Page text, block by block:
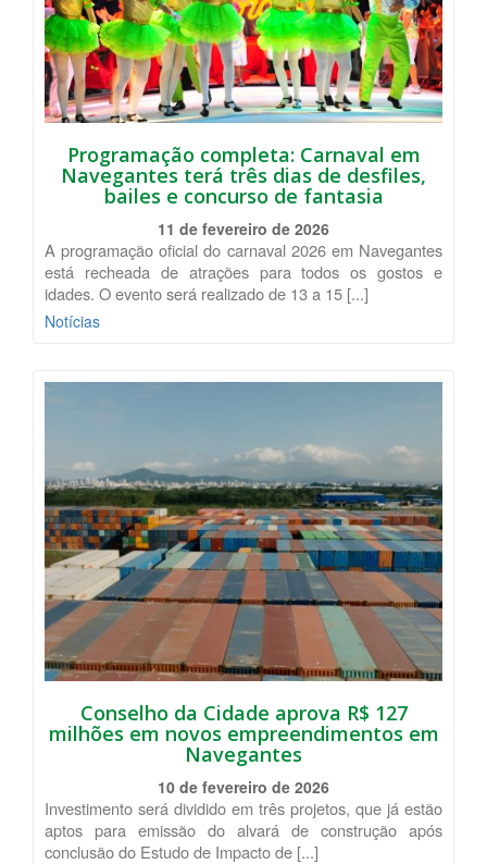
Programação completa: Carnaval em
Navegantes terá três dias de desfiles,
bailes e concurso de fantasia
11 de fevereiro de 2026
A programação oficial do carnaval 2026 em Navegantes
está recheada de atrações para todos os gostos e
idades. O evento será realizado de 13 a 15 [...]
Notícias
Conselho da Cidade aprova R$ 127
milhões em novos empreendimentos em
Navegantes
10 de fevereiro de 2026
Investimento será dividido em três projetos, que já estão
aptos para emissão do alvará de construção após
conclusão do Estudo de Impacto de [...]